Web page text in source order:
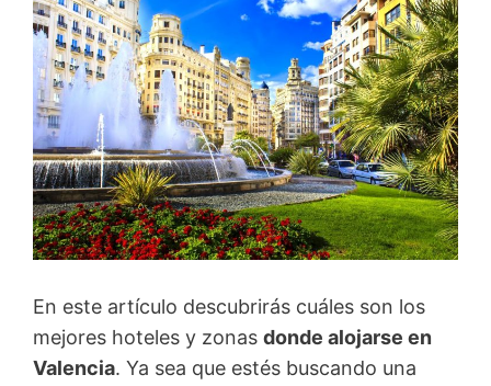
En este artículo descubrirás cuáles son los
mejores hoteles y zonas donde alojarse en
Valencia. Ya sea que estés buscando una